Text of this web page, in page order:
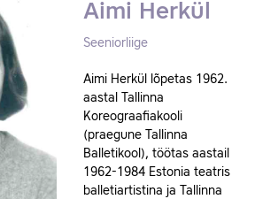
Aimi Herkül
Seeniorliige
Aimi Herkül lõpetas 1962.
aastal Tallinna
Koreograafiakooli
(praegune Tallinna
Balletikool), töötas aastail
1962-1984 Estonia teatris
balletiartistina ja Tallinna